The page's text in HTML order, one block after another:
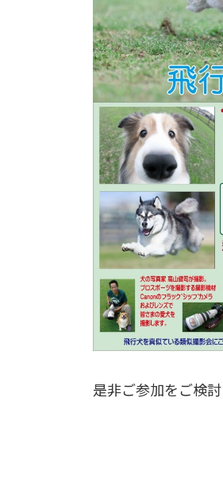
是非ご参加をご検